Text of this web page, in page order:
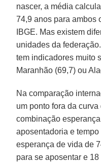
nascer, a média
74,9 anos para ambos
IBGE. Mas existem
unidades da
tem indicadores muito
Maranhão (69,7) ou
Na comparação
um ponto fora da
combinação
aposentadoria e
esperança de vida de
para se aposentar e